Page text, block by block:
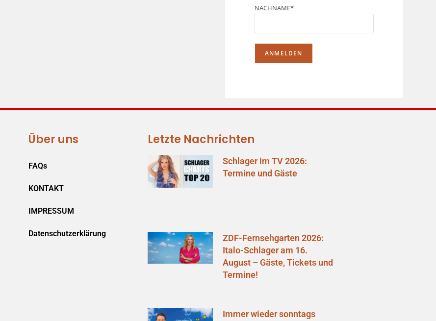
NACHNAME*
Über uns
FAQs
KONTAKT
IMPRESSUM
Datenschutzerklärung
Letzte Nachrichten
Schlager im TV 2026:
Termine und Gäste
ZDF-Fernsehgarten 2026:
Italo-Schlager am 16.
August – Gäste, Tickets und
Termine!
Immer wieder sonntags